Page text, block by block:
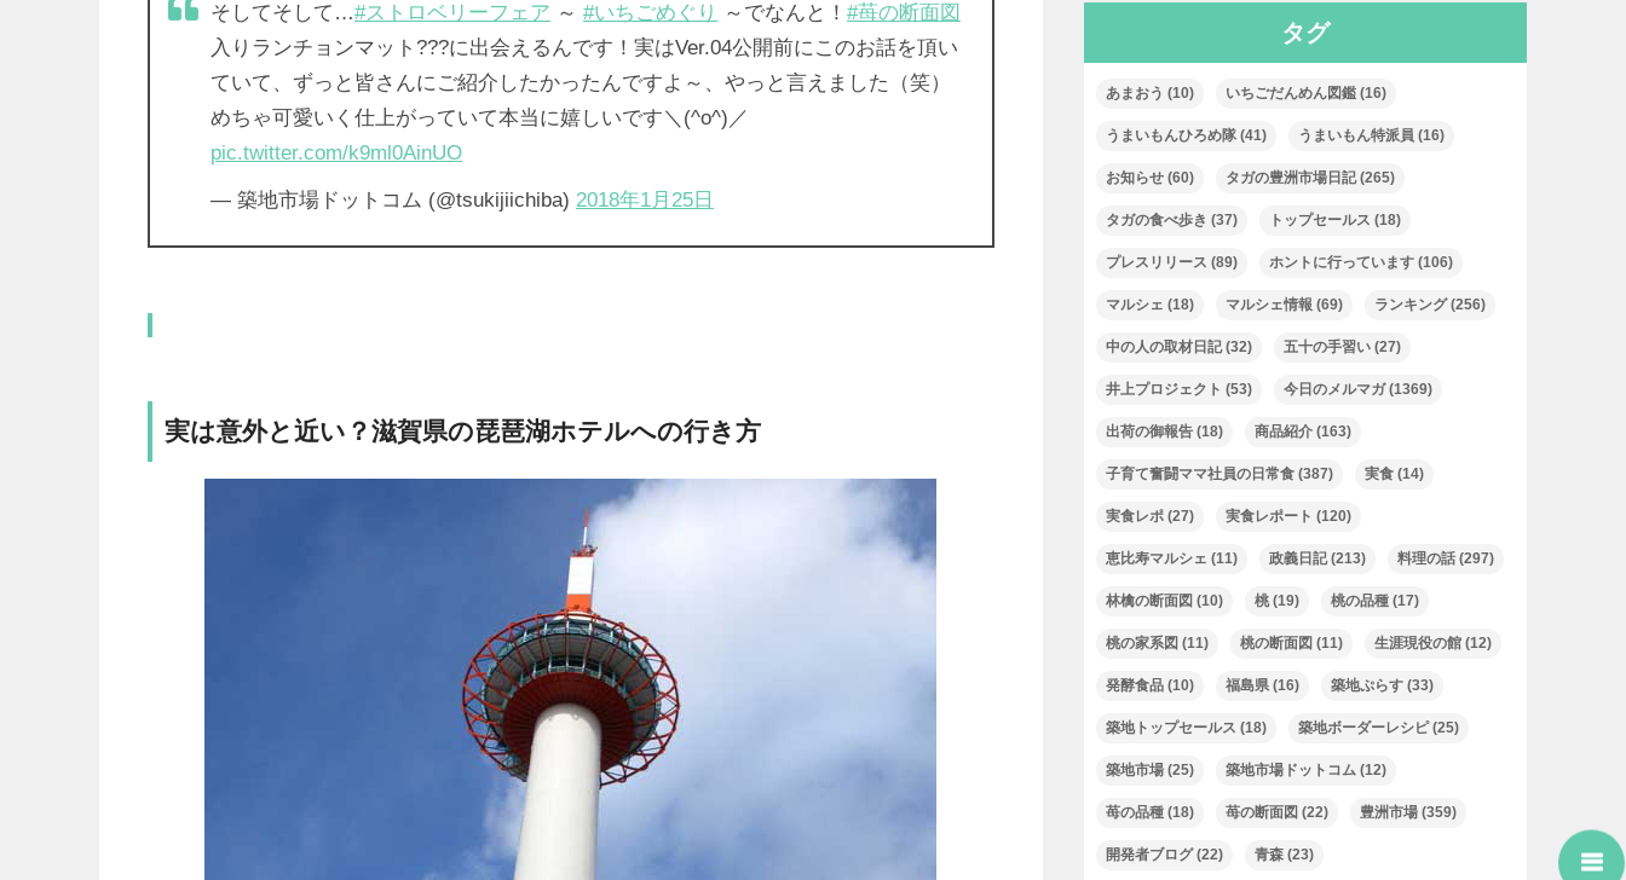
そしてそして…#ストロベリーフェア ～ #いちごめぐり ～でなんと！ #苺の断面図
入りランチョンマット???に出会えるんです！実はVer.04公開前にこのお話を頂い
ていて、ずっと皆さんにご紹介したかったんですよ～、やっと言えました（笑）
めちゃ可愛いく仕上がっていて本当に嬉しいです＼(^o^)／
pic.twitter.com/k9ml0AinUO
— 築地市場ドットコム (@tsukijiichiba) 2018年1月25日
実は意外と近い？滋賀県の琵琶湖ホテルへの行き方
タグ
あまおう (10) いちごだんめん図鑑 (16)
うまいもんひろめ隊 (41) うまいもん特派員 (16)
お知らせ (60) タガの豊洲市場日記(265)
タガの食べ歩き (37) トップセールス (18)
プレスリリース (89) ホントに行っています (106)
マルシェ (18) マルシェ情報 (69) ランキング(256)
中の人の取材日記(32) 五十の手習い (27)
井上プロジェクト (53) 今日のメルマガ(1369)
出荷の御報告 (18) 商品紹介 (163)
子育て奮闘ママ社員の日常食 (387) 実食 (14)
実食レポ (27) 実食レポート (120)
恵比寿マルシェ (11) 政義日記(213) 料理の話 (297)
林檎の断面図 (10) 桃(19) 桃の品種 (17)
桃の家系図 (11) 桃の断面図 (11) 生涯現役の館 (12)
発酵食品 (10) 福島県 (16) 築地ぷらす (33)
築地トップセールス (18) 築地ボーダーレシピ(25)
築地市場 (25) 築地市場ドットコム (12)
苺の品種 (18) 苺の断面図 (22) 豊洲市場 (359)
開発者ブログ(22) 青森 (23)